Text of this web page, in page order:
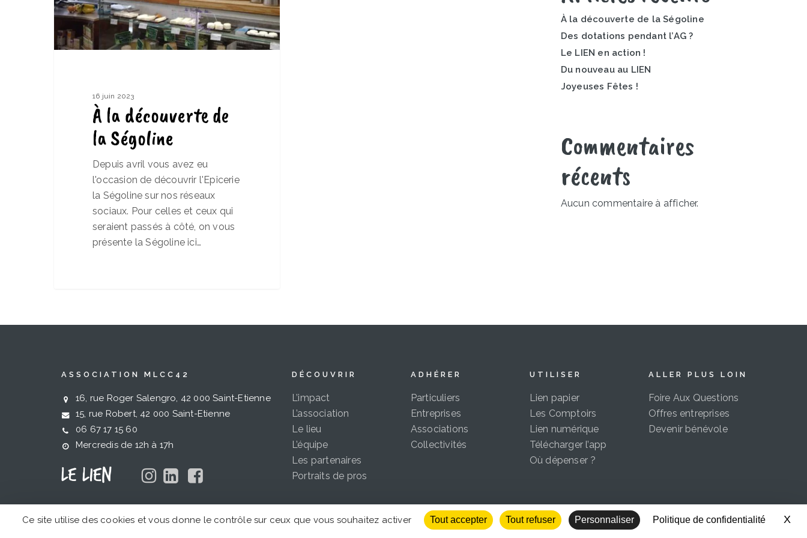
Ce site utilise des cookies et vous donne le contrôle sur ceux que vous souhaitez activer Tout accepter Tout refuser Personnaliser Politique de confidentialité X
16 juin 2023
À la découverte de
la Ségoline
Depuis avril vous avez eu
l'occasion de découvrir l'Epicerie
la Ségoline sur nos réseaux
sociaux. Pour celles et ceux qui
seraient passés à côté, on vous
présente la Ségoline ici…
À la découverte de la Ségoline
Des dotations pendant l’AG ?
Le LIEN en action !
Du nouveau au LIEN
Joyeuses Fêtes !
Commentaires
récents
Aucun commentaire à afficher.
ASSOCIATION MLCC42
16, rue Roger Salengro, 42 000 Saint-Etienne
15, rue Robert, 42 000 Saint-Etienne
06 67 17 15 60
Mercredis de 12h à 17h
DÉCOUVRIR
L’impact
L’association
Le lieu
L’équipe
Les partenaires
Portraits de pros
ADHÉRER
Particuliers
Entreprises
Associations
Collectivités
UTILISER
Lien papier
Les Comptoirs
Lien numérique
Télécharger l’app
Où dépenser ?
ALLER PLUS LOIN
Foire Aux Questions
Offres entreprises
Devenir bénévole
CC 2021-2026 | Certains droits réservés Le Lien 42 |Mentions légales|Politique de confidentialité|Droit d’auteur